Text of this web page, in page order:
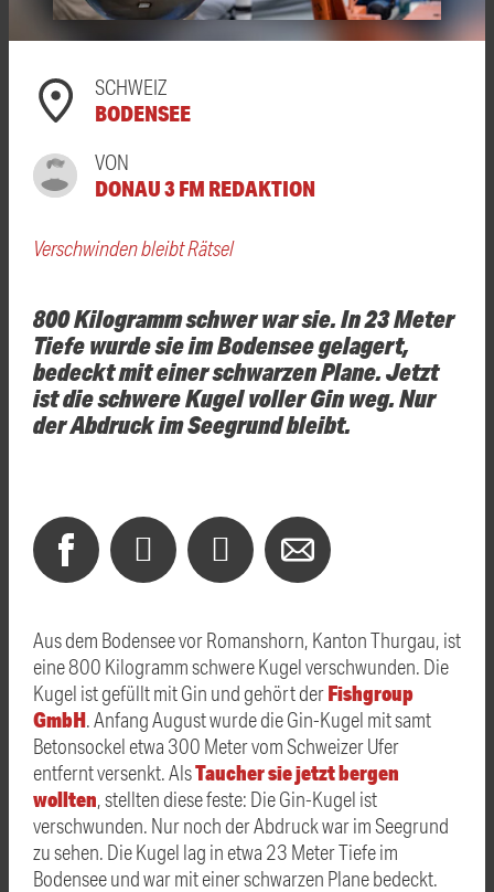
SCHWEIZ
BODENSEE
VON
DONAU 3 FM REDAKTION
Verschwinden bleibt Rätsel
800 Kilogramm schwer war sie. In 23 Meter
Tiefe wurde sie im Bodensee gelagert,
bedeckt mit einer schwarzen Plane. Jetzt
ist die schwere Kugel voller Gin weg. Nur
der Abdruck im Seegrund bleibt.
Aus dem Bodensee vor Romanshorn, Kanton Thurgau, ist
eine 800 Kilogramm schwere Kugel verschwunden. Die
Kugel ist gefüllt mit Gin und gehört derFishgroup
GmbH. Anfang August wurde die Gin-Kugel mit samt
Betonsockel etwa 300 Meter vom Schweizer Ufer
entfernt versenkt. AlsTaucher sie jetzt bergen
wollten, stellten diese feste: Die Gin-Kugel ist
verschwunden. Nur noch der Abdruck war im Seegrund
zu sehen. Die Kugel lag in etwa 23 Meter Tiefe im
Bodensee und war mit einer schwarzen Plane bedeckt.